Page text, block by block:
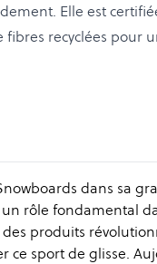
Elle est
recyclées pour
dans sa
rôle fondamental
produits
ce sport de glisse.